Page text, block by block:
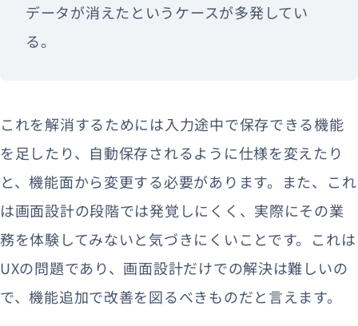
データが消えたというケースが多発してい
る。
これを解消するためには入力途中で保存できる機能
を足したり、自動保存されるように仕様を変えたり
と、機能面から変更する必要があります。また、これ
は画面設計の段階では発覚しにくく、実際にその業
務を体験してみないと気づきにくいことです。これは
UXの問題であり、画面設計だけでの解決は難しいの
で、機能追加で改善を図るべきものだと言えます。